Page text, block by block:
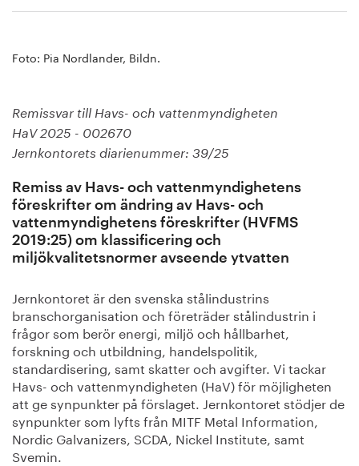
Foto: Pia Nordlander, Bildn.
Remissvar till Havs- och vattenmyndigheten
HaV 2025 - 002670
Jernkontorets diarienummer: 39/25
Remiss av Havs- och vattenmyndighetens
föreskrifter om ändring av Havs- och
vattenmyndighetens föreskrifter (HVFMS
2019:25) om klassificering och
miljökvalitetsnormer avseende ytvatten
Jernkontoret är den svenska stålindustrins
branschorganisation och företräder stålindustrin i
frågor som berör energi, miljö och hållbarhet,
forskning och utbildning, handelspolitik,
standardisering, samt skatter och avgifter. Vi tackar
Havs- och vattenmyndigheten (HaV) för möjligheten
att ge synpunkter på förslaget. Jernkontoret stödjer de
synpunkter som lyfts från MITF Metal Information,
Nordic Galvanizers, SCDA, Nickel Institute, samt
Svemin.